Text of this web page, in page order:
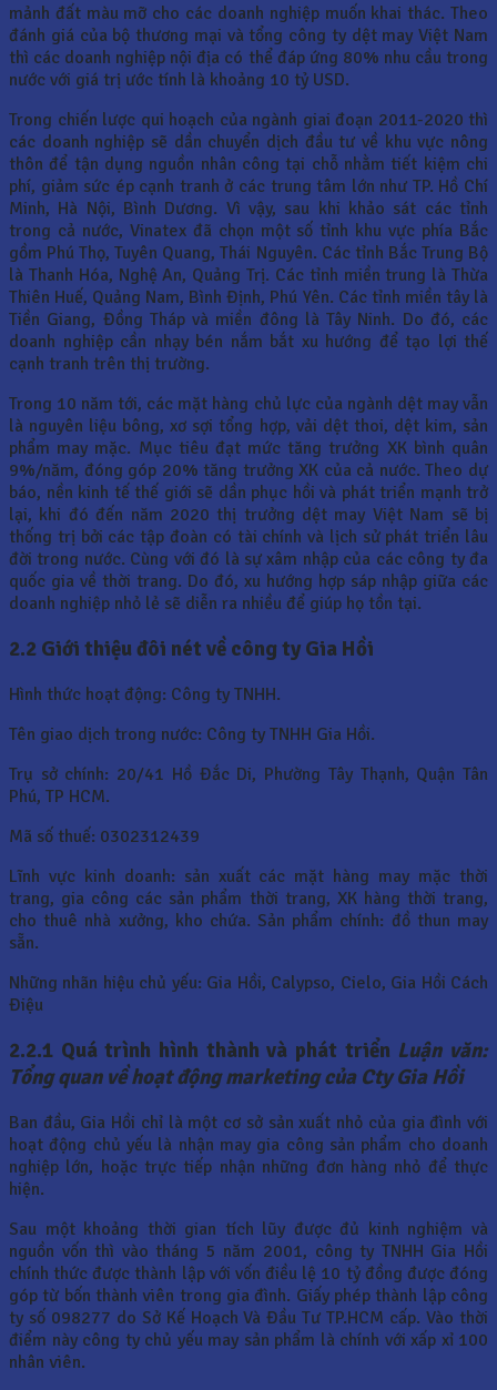
mảnh đất màu mỡ cho các doanh nghiệp muốn khai thác. Theo
đánh giá của bộ thương mại và tổng công ty dệt may Việt Nam
thì các doanh nghiệp nội địa có thể đáp ứng 80% nhu cầu trong
nước với giá trị ước tính là khoảng 10 tỷ USD.
Trong chiến lược qui hoạch của ngành giai đoạn 2011-2020 thì
các doanh nghiệp sẽ dần chuyển dịch đầu tư về khu vực nông
thôn để tận dụng nguồn nhân công tại chỗ nhằm tiết kiệm chi
phí, giảm sức ép cạnh tranh ở các trung tâm lớn như TP. Hồ Chí
Minh, Hà Nội, Bình Dương. Vì vậy, sau khi khảo sát các tỉnh
trong cả nước, Vinatex đã chọn một số tỉnh khu vực phía Bắc
gồm Phú Thọ, Tuyên Quang, Thái Nguyên. Các tỉnh Bắc Trung Bộ
là Thanh Hóa, Nghệ An, Quảng Trị. Các tỉnh miền trung là Thừa
Thiên Huế, Quảng Nam, Bình Định, Phú Yên. Các tỉnh miền tây là
Tiền Giang, Đồng Tháp và miền đông là Tây Ninh. Do đó, các
doanh nghiệp cần nhạy bén nắm bắt xu hướng để tạo lợi thế
cạnh tranh trên thị trường.
Trong 10 năm tới, các mặt hàng chủ lực của ngành dệt may vẫn
là nguyên liệu bông, xơ sợi tổng hợp, vải dệt thoi, dệt kim, sản
phẩm may mặc. Mục tiêu đạt mức tăng trưởng XK bình quân
9%/năm, đóng góp 20% tăng trưởng XK của cả nước. Theo dự
báo, nền kinh tế thế giới sẽ dần phục hồi và phát triển mạnh trở
lại, khi đó đến năm 2020 thị trưởng dệt may Việt Nam sẽ bị
thống trị bởi các tập đoàn có tài chính và lịch sử phát triển lâu
đời trong nước. Cùng với đó là sự xâm nhập của các công ty đa
quốc gia về thời trang. Do đó, xu hướng hợp sáp nhập giữa các
doanh nghiệp nhỏ lẻ sẽ diễn ra nhiều để giúp họ tồn tại.
2.2 Giới thiệu đôi nét về công ty Gia Hồi
Hình thức hoạt động: Công ty TNHH.
Tên giao dịch trong nước: Công ty TNHH Gia Hồi.
Trụ sở chính: 20/41 Hồ Đắc Di, Phường Tây Thạnh, Quận Tân
Phú, TP HCM.
Mã số thuế: 0302312439
Lĩnh vực kinh doanh: sản xuất các mặt hàng may mặc thời
trang, gia công các sản phẩm thời trang, XK hàng thời trang,
cho thuê nhà xưởng, kho chứa. Sản phẩm chính: đồ thun may
sẵn.
Những nhãn hiệu chủ yếu: Gia Hồi, Calypso, Cielo, Gia Hồi Cách
Điệu
2.2.1 Quá trình hình thành và phát triển Luận văn:
Tổng quan về hoạt động marketing của Cty Gia Hồi
Ban đầu, Gia Hồi chỉ là một cơ sở sản xuất nhỏ của gia đình với
hoạt động chủ yếu là nhận may gia công sản phẩm cho doanh
nghiệp lớn, hoặc trực tiếp nhận những đơn hàng nhỏ để thực
hiện.
Sau một khoảng thời gian tích lũy được đủ kinh nghiệm và
nguồn vốn thì vào tháng 5 năm 2001, công ty TNHH Gia Hồi
chính thức được thành lập với vốn điều lệ 10 tỷ đồng được đóng
góp từ bốn thành viên trong gia đình. Giấy phép thành lập công
ty số 098277 do Sở Kế Hoạch Và Đầu Tư TP.HCM cấp. Vào thời
điểm này công ty chủ yếu may sản phẩm là chính với xấp xỉ 100
nhân viên.